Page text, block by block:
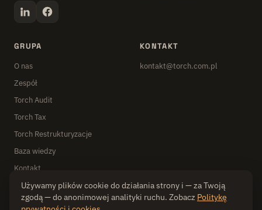
GRUPA
O nas
Zespół
Torch Audit
Torch Tax
Torch Restrukturyzacje
Baza wiedzy
Kontakt
KONTAKT
kontakt@torch.com.pl
Używamy plików cookie do działania strony i — za Twoją
zgodą — do anonimowej analityki ruchu. Zobacz Politykę